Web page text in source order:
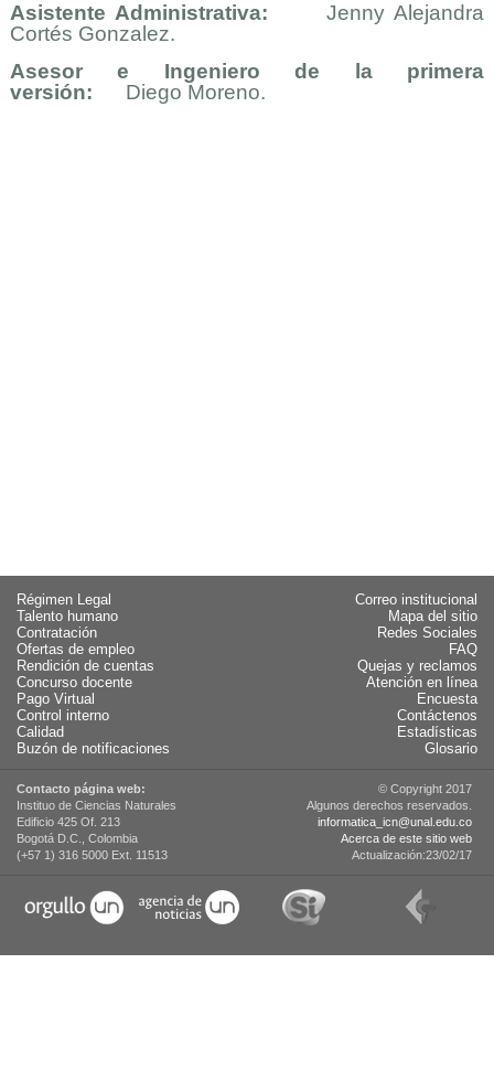
Asistente Administrativa: Jenny Alejandra
Cortés Gonzalez.
Asesor e Ingeniero de la primera
versión: Diego Moreno.
Régimen Legal
Talento humano
Contratación
Ofertas de empleo
Rendición de cuentas
Concurso docente
Pago Virtual
Control interno
Calidad
Buzón de notificaciones
Correo institucional
Mapa del sitio
Redes Sociales
FAQ
Quejas y reclamos
Atención en línea
Encuesta
Contáctenos
Estadísticas
Glosario
Contacto página web:
Instituo de Ciencias Naturales
Edificio 425 Of. 213
Bogotá D.C., Colombia
(+57 1) 316 5000 Ext. 11513
© Copyright 2017
Algunos derechos reservados.
informatica_icn@unal.edu.co
Acerca de este sitio web
Actualización:23/02/17